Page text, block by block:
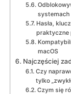
systemach
Hasła,
praktyczne
macOS
Najczęściej
Czy
tylko
Czym się